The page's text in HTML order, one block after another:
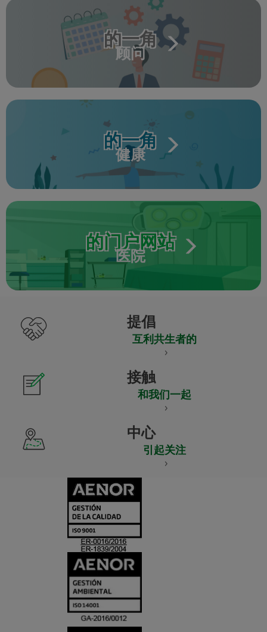
的一角
顾问
的一角
健康
的门户网站
医院
提倡
互利共生者的
接触
和我们一起
中心
引起关注